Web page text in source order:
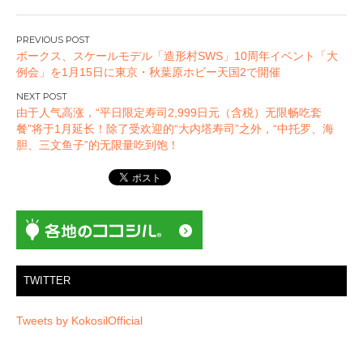
投
稿
ナ
ビ
ゲ
ー
ン
ボークス、スケールモデル「造形村SWS」10周年イベント「大
例会」を1月15日に東京・秋葉原ホビー天国2で開催
由于人气高涨，“平日限定寿司2,999日元（含税）无限畅吃套
餐”将于1月延长！除了受欢迎的“大内塔寿司”之外，“中托罗、海
胆、三文鱼子”的无限量吃到饱！
TWITTER
Tweets by KokosilOfficial